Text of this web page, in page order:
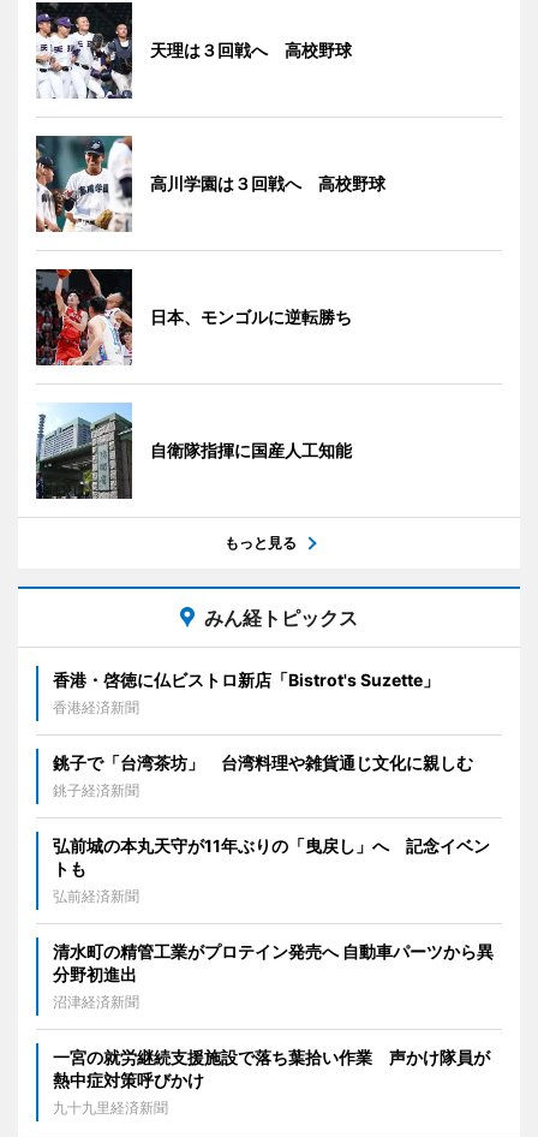
天理は３回戦へ 高校野球
高川学園は３回戦へ 高校野球
日本、モンゴルに逆転勝ち
自衛隊指揮に国産人工知能
もっと見る
みん経トピックス
香港・啓徳に仏ビストロ新店「Bistrot's Suzette」
香港経済新聞
銚子で「台湾茶坊」 台湾料理や雑貨通じ文化に親しむ
銚子経済新聞
弘前城の本丸天守が11年ぶりの「曳戻し」へ 記念イベン
トも
弘前経済新聞
清水町の精管工業がプロテイン発売へ 自動車パーツから異
分野初進出
沼津経済新聞
一宮の就労継続支援施設で落ち葉拾い作業 声かけ隊員が
熱中症対策呼びかけ
九十九里経済新聞